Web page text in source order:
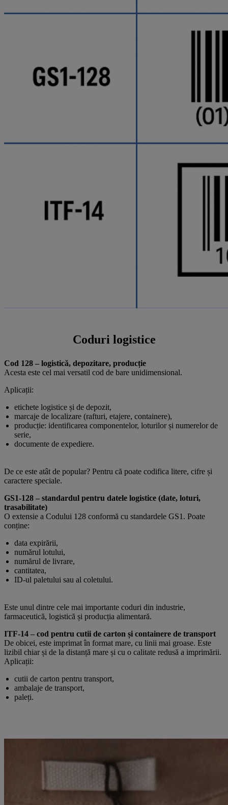
Coduri logistice
Cod 128 – logistică, depozitare, producție
Acesta este cel mai versatil cod de bare unidimensional.
Aplicații:
etichete logistice și de depozit,
marcaje de localizare (rafturi, etajere, containere),
producție: identificarea componentelor, loturilor și numerelor de
serie,
documente de expediere.
De ce este atât de popular? Pentru că poate codifica litere, cifre și
caractere speciale.
GS1-128 – standardul pentru datele logistice (date, loturi,
trasabilitate)
O extensie a Codului 128 conformă cu standardele GS1. Poate
conține:
data expirării,
numărul lotului,
numărul de livrare,
cantitatea,
ID-ul paletului sau al coletului.
Este unul dintre cele mai importante coduri din industrie,
farmaceutică, logistică și producția alimentară.
ITF-14 – cod pentru cutii de carton și containere de transport
De obicei, este imprimat în format mare, cu linii mai groase. Este
lizibil chiar și de la distanță mare și cu o calitate redusă a imprimării.
Aplicații:
cutii de carton pentru transport,
ambalaje de transport,
paleți.